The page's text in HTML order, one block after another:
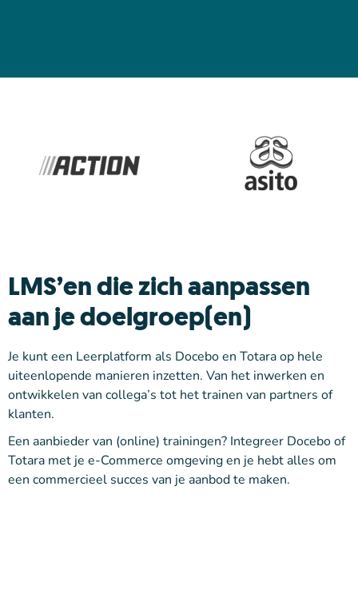
LMS’en die zich aanpassen
aan je doelgroep(en)
Je kunt een Leerplatform als Docebo en Totara op hele
uiteenlopende manieren inzetten. Van het inwerken en
ontwikkelen van collega’s tot het trainen van partners of
klanten.
Een aanbieder van (online) trainingen? Integreer Docebo of
Totara met je e-Commerce omgeving en je hebt alles om
een commercieel succes van je aanbod te maken.